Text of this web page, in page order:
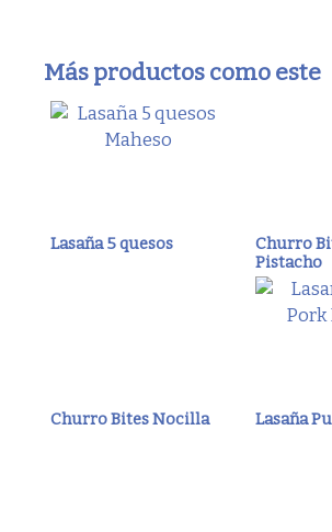
Más productos como este
Lasaña 5 quesos
Churro
Pistacho
Churro Bites Nocilla Lasaña